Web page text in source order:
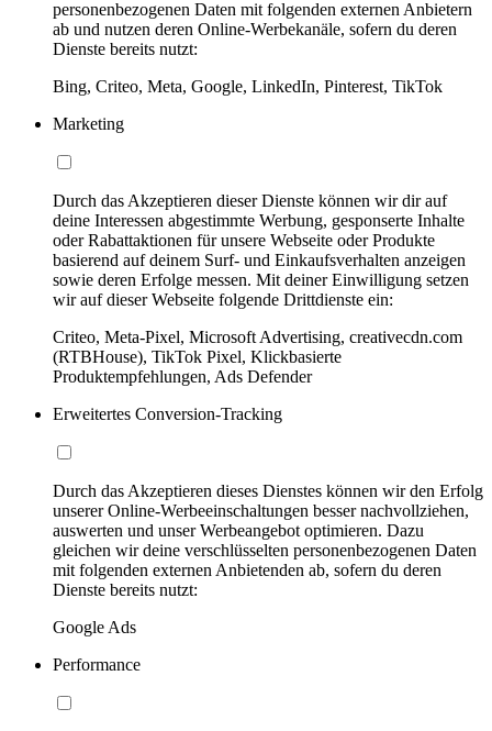
personenbezogenen Daten mit folgenden externen Anbietern
ab und nutzen deren Online-Werbekanäle, sofern du deren
Dienste bereits nutzt:
Bing, Criteo, Meta, Google, LinkedIn, Pinterest, TikTok
Marketing
Durch das Akzeptieren dieser Dienste können wir dir auf
deine Interessen abgestimmte Werbung, gesponserte Inhalte
oder Rabattaktionen für unsere Webseite oder Produkte
basierend auf deinem Surf- und Einkaufsverhalten anzeigen
sowie deren Erfolge messen. Mit deiner Einwilligung setzen
wir auf dieser Webseite folgende Drittdienste ein:
Criteo, Meta-Pixel, Microsoft Advertising, creativecdn.com
(RTBHouse), TikTok Pixel, Klickbasierte
Produktempfehlungen, Ads Defender
Erweitertes Conversion-Tracking
Durch das Akzeptieren dieses Dienstes können wir den Erfolg
unserer Online-Werbeeinschaltungen besser nachvollziehen,
auswerten und unser Werbeangebot optimieren. Dazu
gleichen wir deine verschlüsselten personenbezogenen Daten
mit folgenden externen Anbietenden ab, sofern du deren
Dienste bereits nutzt:
Google Ads
Performance